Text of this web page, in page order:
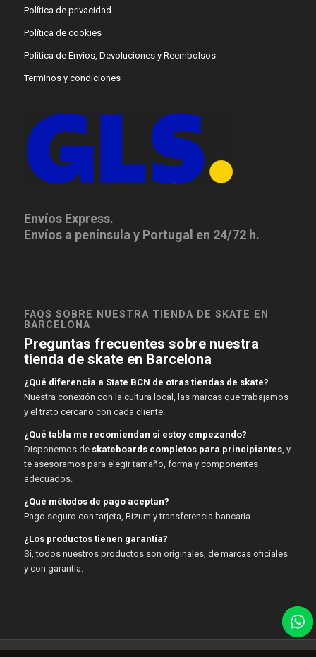
Política de privacidad
Política de cookies
Política de Envíos, Devoluciones y Reembolsos
Terminos y condiciones
Envíos Express.
Envíos a península y Portugal en 24/72 h.
FAQS SOBRE NUESTRA TIENDA DE SKATE EN
BARCELONA
Preguntas frecuentes sobre nuestra
tienda de skate en Barcelona
¿Qué diferencia a State BCN de otras tiendas de skate?
Nuestra conexión con la cultura local, las marcas que trabajamos
y el trato cercano con cada cliente.
¿Qué tabla me recomiendan si estoy empezando?
Disponemos de skateboards completos para principiantes, y
te asesoramos para elegir tamaño, forma y componentes
adecuados.
¿Qué métodos de pago aceptan?
Pago seguro con tarjeta, Bizum y transferencia bancaria.
¿Los productos tienen garantía?
Sí, todos nuestros productos son originales, de marcas oficiales
y con garantía.